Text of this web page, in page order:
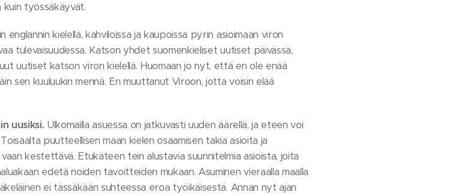
kuin työssäkäyvät.
englannin kielellä, kahviloissa ja kaupoissa pyrin asioimaan viron
tulevaisuudessa. Katson yhdet suomenkieliset uutiset päivässä,
uutiset katson viron kielellä. Huomaan jo nyt, että en ole enää
sen kuuluukin mennä. En muuttanut Viroon, jotta voisin elää
uusiksi. Ulkomailla asuessa on jatkuvasti uuden äärellä, ja eteen voi
puutteellisen maan kielen osaamisen takia asioita ja
kestettävä. Etukäteen tein alustavia suunnitelmia asioista, joita
edetä noiden tavoitteiden mukaan. Asuminen vieraalla maalla
ei tässäkään suhteessa eroa työikäisestä. Annan nyt ajan